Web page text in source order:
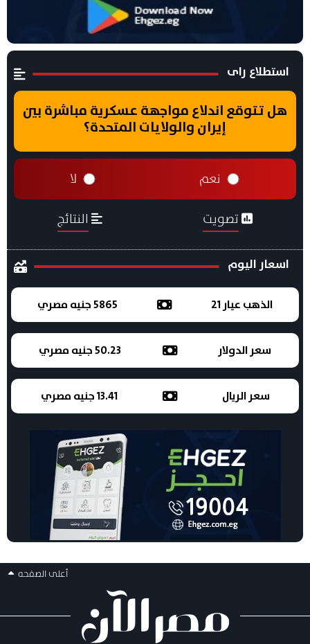
استطلاع راى
هل تتوقع اندلاع مواجهة عسكرية مباشرة بين
إيران والولايات المتحدة؟
نعم لا
تصويت النتائج
اسعار اليوم
الذهب عيار 21 5865 جنيه مصري
سعر الدولار 50.23 جنيه مصري
سعر الريال 13.41 جنيه مصري
أعلى الصفحه